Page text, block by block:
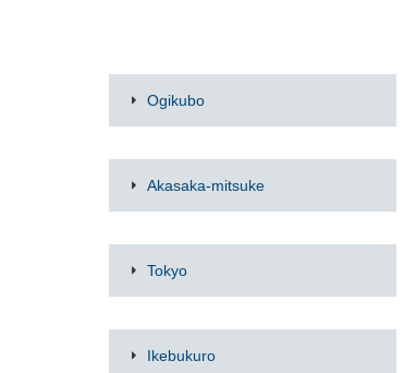
Ogikubo
Akasaka-mitsuke
Tokyo
Ikebukuro